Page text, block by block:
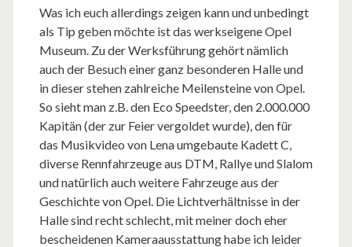
Was ich euch allerdings zeigen kann und unbedingt
als Tip geben möchte ist das werkseigene Opel
Museum. Zu der Werksführung gehört nämlich
auch der Besuch einer ganz besonderen Halle und
in dieser stehen zahlreiche Meilensteine von Opel.
So sieht man z.B. den Eco Speedster, den 2.000.000
Kapitän (der zur Feier vergoldet wurde), den für
das Musikvideo von Lena umgebaute Kadett C,
diverse Rennfahrzeuge aus DTM, Rallye und Slalom
und natürlich auch weitere Fahrzeuge aus der
Geschichte von Opel. Die Lichtverhältnisse in der
Halle sind recht schlecht, mit meiner doch eher
bescheidenen Kameraausstattung habe ich leider